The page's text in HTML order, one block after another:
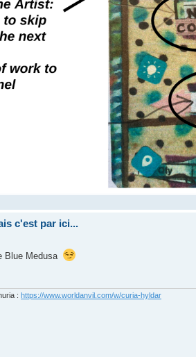
c'est par ici...
Blue Medusa
: https://www.worldanvil.com/w/curia-hyldar